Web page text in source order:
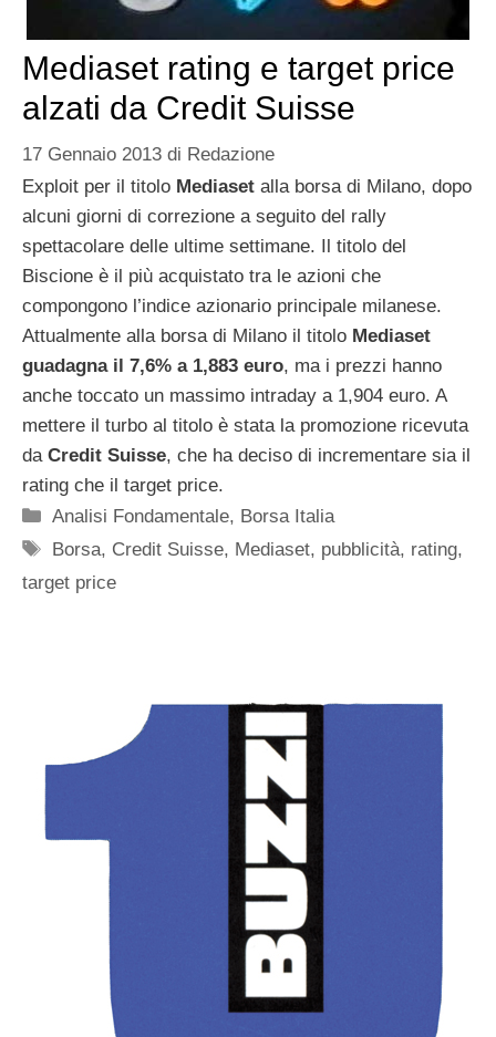
Mediaset rating e target price
alzati da Credit Suisse
17 Gennaio 2013 di Redazione
Exploit per il titolo Mediaset alla borsa di Milano, dopo
alcuni giorni di correzione a seguito del rally
spettacolare delle ultime settimane. Il titolo del
Biscione è il più acquistato tra le azioni che
compongono l’indice azionario principale milanese.
Attualmente alla borsa di Milano il titolo Mediaset
guadagna il 7,6% a 1,883 euro, ma i prezzi hanno
anche toccato un massimo intraday a 1,904 euro. A
mettere il turbo al titolo è stata la promozione ricevuta
da Credit Suisse, che ha deciso di incrementare sia il
rating che il target price.
Categorie
Analisi Fondamentale, Borsa Italia
Tag
Borsa, Credit Suisse, Mediaset, pubblicità, rating,
target price